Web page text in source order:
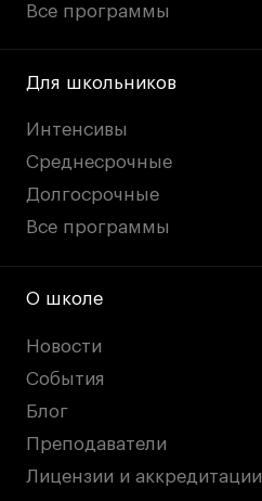
Все программы
Для школьников
Интенсивы
Среднесрочные
Долгосрочные
Все программы
О школе
Новости
События
Блог
Преподаватели
Лицензии и аккредитации